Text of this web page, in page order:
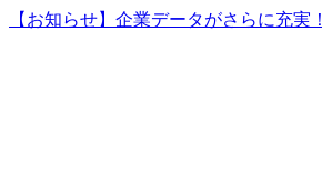
【お知らせ】企業データがさらに充実！